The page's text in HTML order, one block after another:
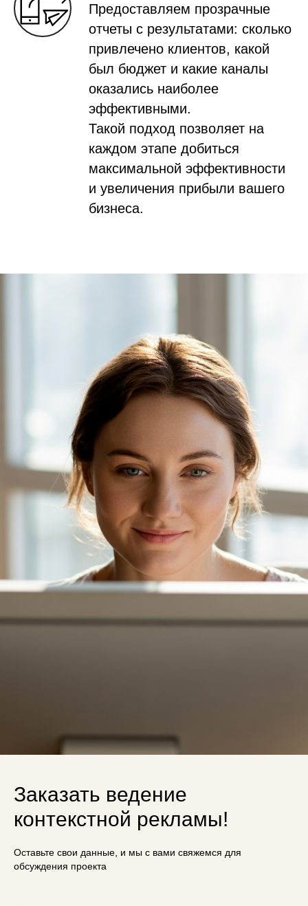
Предоставляем прозрачные
отчеты с результатами: сколько
привлечено клиентов, какой
был бюджет и какие каналы
оказались наиболее
эффективными.
Такой подход позволяет на
каждом этапе добиться
максимальной эффективности
и увеличения прибыли вашего
бизнеса.
Заказать ведение
контекстной рекламы!
Оставьте свои данные, и мы с вами свяжемся для
обсуждения проекта